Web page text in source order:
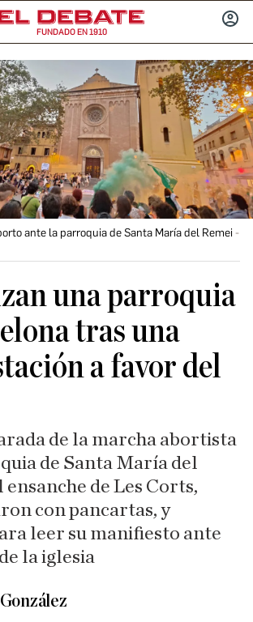
FUNDADO EN 1910
ante la parroquia de Santa María del Remei
una parroquia
tras una
a favor del
de la marcha abortista
de Santa María del
ensanche de Les Corts,
con pancartas, y
leer su manifiesto ante
la iglesia